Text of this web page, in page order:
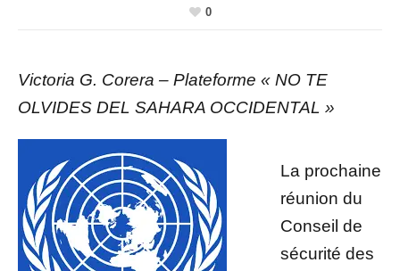
0
Victoria G. Corera – Plateforme « NO TE
OLVIDES DEL SAHARA OCCIDENTAL »
La prochaine
réunion du
Conseil de
sécurité des